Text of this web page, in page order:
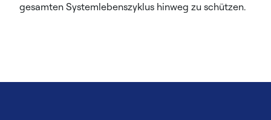
gesamten Systemlebenszyklus hinweg zu schützen.